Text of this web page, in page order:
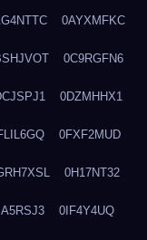
0AYXMFKC
0C9RGFN6
0DZMHHX1
0FXF2MUD
0H17NT32
0IF4Y4UQ